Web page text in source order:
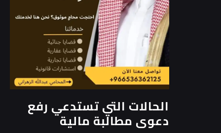
الحالات التي تستدعي رفع
دعوى مطالبة مالية